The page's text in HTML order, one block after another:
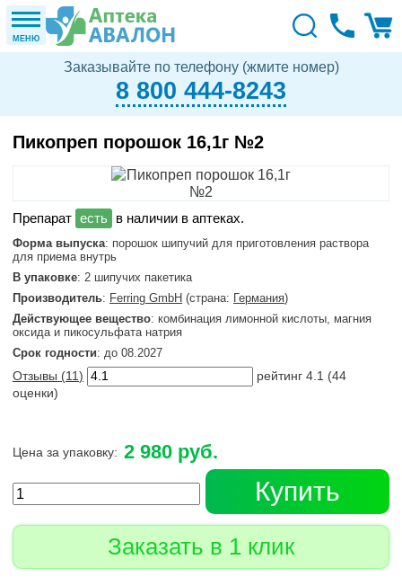
МЕНЮ
Заказывайте по телефону (жмите номер)
8 800 444-8243
Пикопреп порошок 16,1г №2
в наличии в аптеках.
Форма выпуска: порошок шипучий для приготовления раствора
для приема внутрь
В упаковке: 2 шипучих пакетика
Производитель: Ferring GmbH (страна: Германия)
Действующее вещество: комбинация лимонной кислоты, магния
оксида и пикосульфата натрия
Срок годности: до 08.2027
Отзывы (11) рейтинг 4.1 (44
оценки)
Цена за упаковку: 2 980 руб.
Купить
Заказать в 1 клик